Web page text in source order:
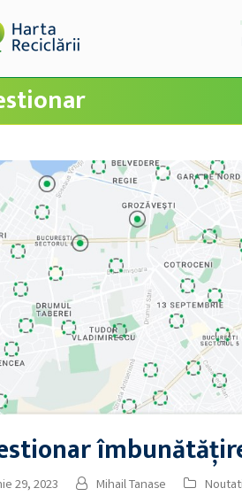
29, 2023 Mihail Tanase Noutati